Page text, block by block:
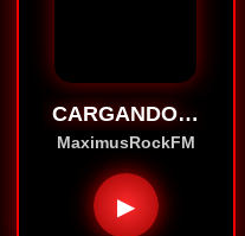
CARGANDO…
MaximusRockFM
▶